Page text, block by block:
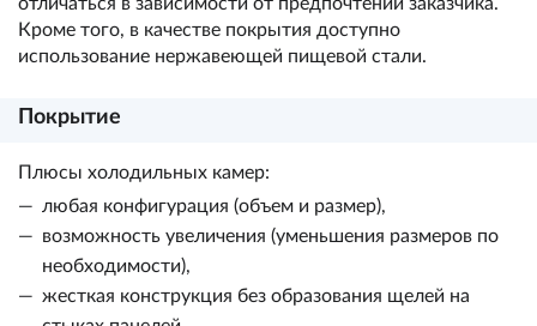
Кроме того, в качестве покрытия доступно
использование нержавеющей пищевой стали.
Покрытие
Плюсы холодильных камер:
любая конфигурация (объем и размер),
возможность увеличения (уменьшения размеров по
необходимости),
жесткая конструкция без образования щелей на